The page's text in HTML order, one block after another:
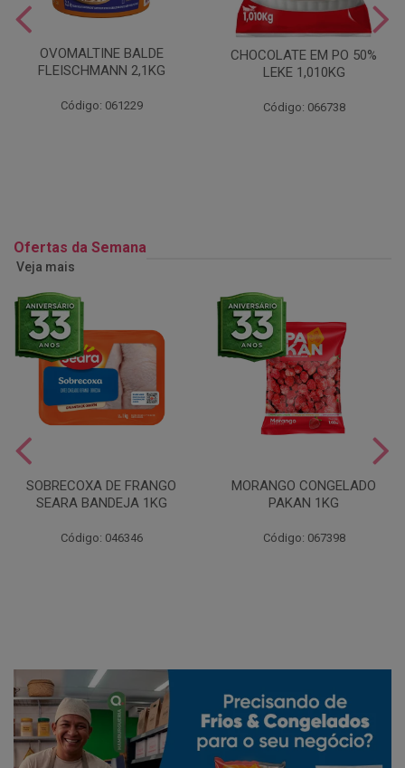
OVOMALTINE BALDE
FLEISCHMANN 2,1KG
Código: 061229
CHOCOLATE EM PO 50%
LEKE 1,010KG
Código: 066738
Ofertas da Semana
Veja mais
SOBRECOXA DE FRANGO
SEARA BANDEJA 1KG
Código: 046346
MORANGO CONGELADO
PAKAN 1KG
Código: 067398